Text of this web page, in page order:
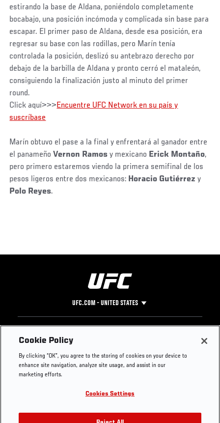
estirando la base de Aldana, poniéndolo completamente
bocabajo, una posición incómoda y complicada sin base para
escapar. El primer paso de Aldana, desde esa posición, era
regresar su base con las rodillas, pero Marín tenía
controlada la posición, deslizó su antebrazo derecho por
debajo de la barbilla de Aldana y pronto cerró el mataleón,
consiguiendo la finalización justo al minuto del primer
round.
Click aquí>>>Encuentre UFC Network en su país y
suscríbase
Marín obtuvo el pase a la final y enfrentará al ganador entre
el panameñoVernon Ramos y mexicano Erick Montaño,
pero primero estaremos viendo la primera semifinal de los
pesos ligeros entre dos mexicanos: Horacio Gutiérrez y
Polo Reyes.
UFC.COM - UNITED STATES
Footer
UFC
UFC Foundation
UFC Careers
Store
Instagram
YouTube
TikTok
Press
Cookie Policy
By clicking “OK”, you agree to the storing of cookies on your device to
enhance site navigation, analyze site usage, and assist in our
marketing efforts.
Cookies Settings